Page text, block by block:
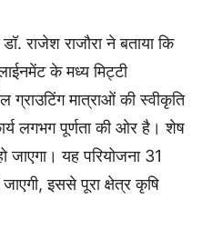
राजेश राजौरा ने बताया कि
के मध्य मिट्टी
मात्राओं की स्वीकृति
लगभग पूर्णता की ओर है। शेष
जाएगा। यह परियोजना 31
इससे पूरा क्षेत्र कृषि